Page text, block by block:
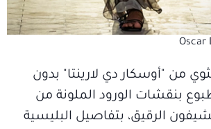
Oscar
من "أوسكار دي لارينتا" بدون
بنقشات الورود الملونة من
الرقيق، بتفاصيل البليسية